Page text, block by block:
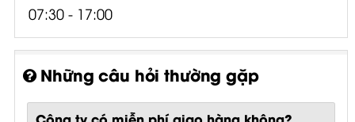
07:30 - 17:00
Những câu hỏi thường gặp
Công ty có miễn phí giao hàng không?